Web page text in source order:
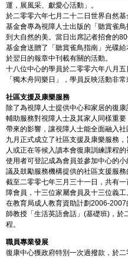
運，展風采、獻愛心活動」。
於二零零六年七月二十二日世界自然
基金會專為視障人士出版的「聽賞雀
到大自然的美。當日出席記者招會的
基金會送贈了「聽賞雀鳥指南」光碟
於翌日的報章中刊載有關的活動。
十八位中心的學員於二零零六年八月
「獨木舟同樂日」，學員反映活動非常
社區支援及康樂服務
除了為視障人士提供中心和家居的復
輔助服務對視障人士及其家人同樣重
帶來的影響，讓視障人士能全面融入
九月正式成立了社區支援及康樂服務
人或正在等候入讀本會復康訓練課程
使用者可登記成為會員並參加中心的
議及鼓勵服務機構提供的社區支援服務
截至二零零七年三月三十一日，共有
障會員，十三位家屬會員及十三位義工
在教育局成人教育資助計劃2006-
師教授「生活英語會話」(基礎班)，於
程。
職員專業發展
復康中心獲政府特別一次過撥款，於